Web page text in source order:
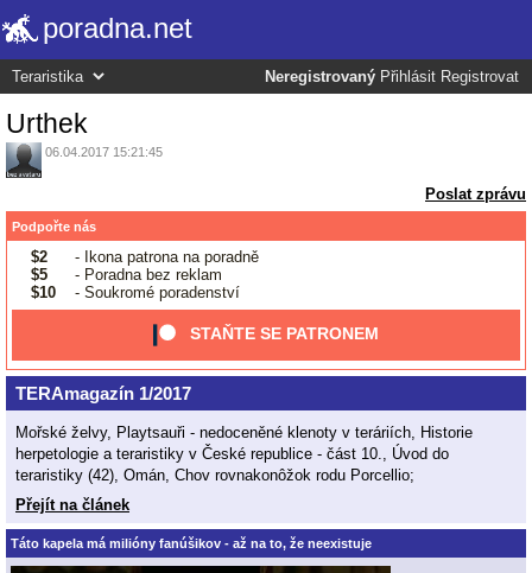
poradna.net
Neregistrovaný Přihlásit Registrovat
Urthek
06.04.2017 15:21:45
Poslat zprávu
Podpořte nás
$2
- Ikona patrona na poradně
$5
- Poradna bez reklam
$10
- Soukromé poradenství
STAŇTE SE PATRONEM
TERAmagazín 1/2017
Mořské želvy, Playtsauři - nedoceněné klenoty v teráriích, Historie
herpetologie a teraristiky v České republice - část 10., Úvod do
teraristiky (42), Omán, Chov rovnakonôžok rodu Porcellio;
Přejít na článek
Táto kapela má milióny fanúšikov - až na to, že neexistuje